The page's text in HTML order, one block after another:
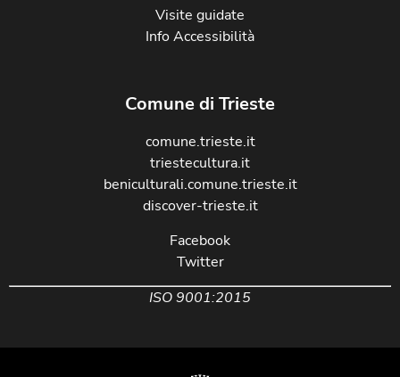
Visite guidate
Info Accessibilità
Comune di Trieste
comune.trieste.it
triestecultura.it
beniculturali.comune.trieste.it
discover-trieste.it
Facebook
Twitter
ISO 9001:2015